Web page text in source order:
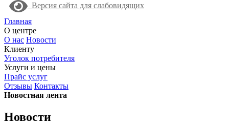
Версия сайта для слабовидящих
Главная
О центре
О нас Новости
Клиенту
Уголок потребителя
Услуги и цены
Прайс услуг
Отзывы Контакты
Новостная лента
Новости